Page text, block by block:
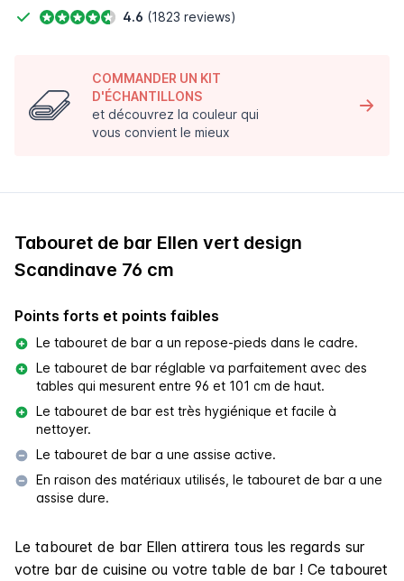
4.6 (1823 reviews)
COMMANDER UN KIT
D'ÉCHANTILLONS
et découvrez la couleur qui
vous convient le mieux
Tabouret de bar Ellen vert design
Scandinave 76 cm
Points forts et points faibles
Le tabouret de bar a un repose-pieds dans le cadre.
Le tabouret de bar réglable va parfaitement avec des
tables qui mesurent entre 96 et 101 cm de haut.
Le tabouret de bar est très hygiénique et facile à
nettoyer.
Le tabouret de bar a une assise active.
En raison des matériaux utilisés, le tabouret de bar a une
assise dure.
Le tabouret de bar Ellen attirera tous les regards sur
votre bar de cuisine ou votre table de bar ! Ce tabouret